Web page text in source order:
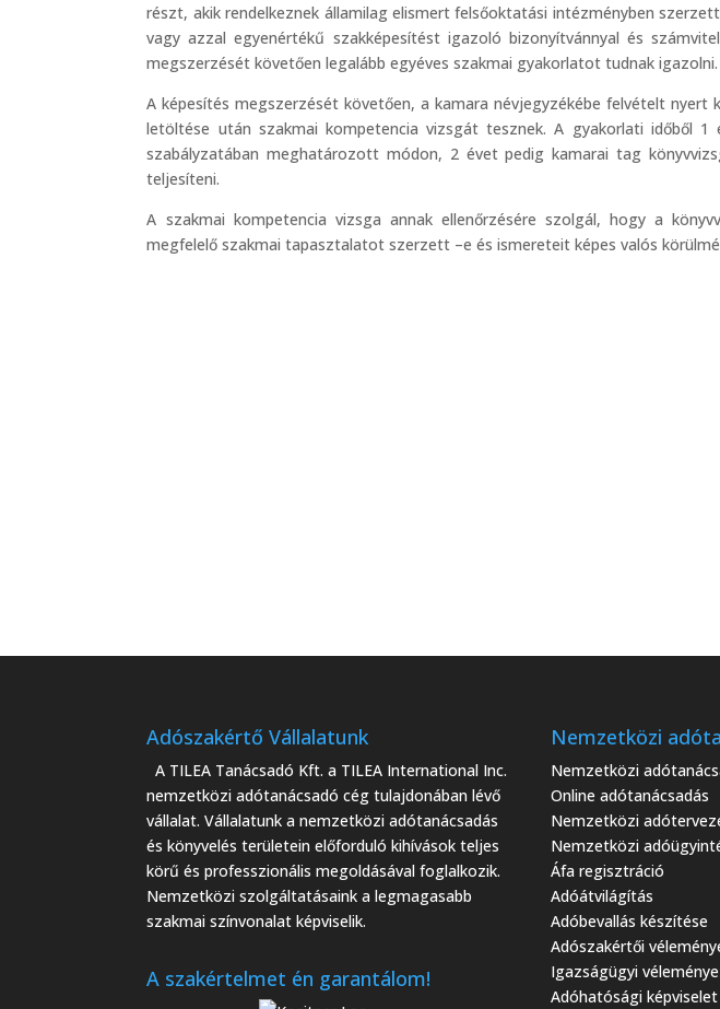
részt, akik rendelkeznek államilag elismert felsőoktatási intézményben
vagy azzal egyenértékű szakképesítést igazoló bizonyítvánnyal és
megszerzését követően legalább egyéves szakmai gyakorlatot tudnak igazolni.
A képesítés megszerzését követően, a kamara névjegyzékébe felvételt nyert
letöltése után szakmai kompetencia vizsgát tesznek. A gyakorlati időből 1
szabályzatában meghatározott módon, 2 évet pedig kamarai tag
teljesíteni.
A szakmai kompetencia vizsga annak ellenőrzésére szolgál, hogy a
megfelelő szakmai tapasztalatot szerzett –e és ismereteit képes valós
Adószakértő Vállalatunk
A TILEA Tanácsadó Kft. a TILEA International Inc.
nemzetközi adótanácsadó cég tulajdonában lévő
vállalat. Vállalatunk a nemzetközi adótanácsadás
és könyvelés területein előforduló kihívások teljes
körű és professzionális megoldásával foglalkozik.
Nemzetközi szolgáltatásaink a legmagasabb
szakmai színvonalat képviselik.
A szakértelmet én garantálom!
Nemzetközi
Nemzetközi
Online adótanácsadás
Nemzetközi
Nemzetközi
Áfa regisztráció
Adóátvilágítás
Adóbevallás készítése
Adószakértői
Igazságügyi
Adóhatósági képviselet